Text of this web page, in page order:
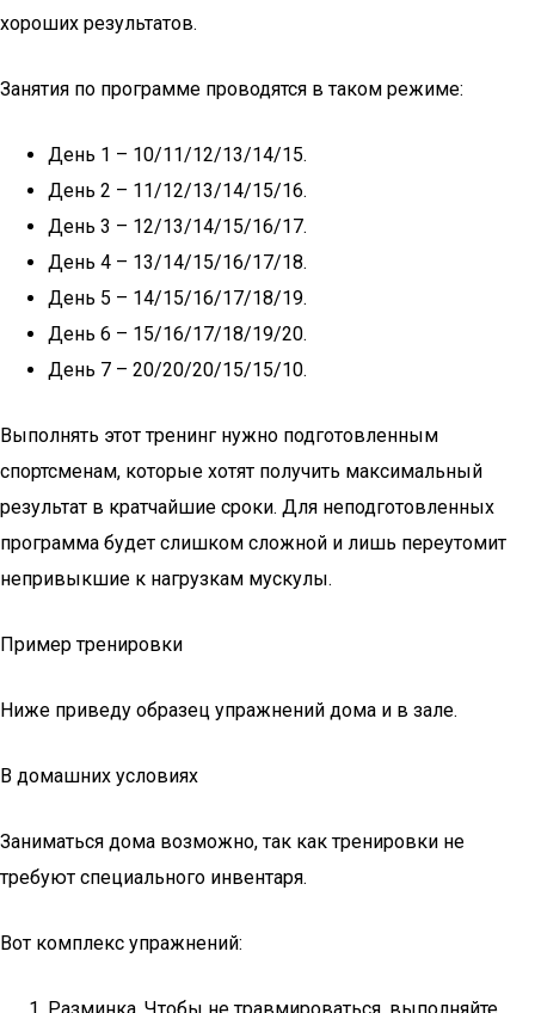
хороших результатов.
Занятия по программе проводятся в таком режиме:
День 1 – 10/11/12/13/14/15.
День 2 – 11/12/13/14/15/16.
День 3 – 12/13/14/15/16/17.
День 4 – 13/14/15/16/17/18.
День 5 – 14/15/16/17/18/19.
День 6 – 15/16/17/18/19/20.
День 7 – 20/20/20/15/15/10.
Выполнять этот тренинг нужно подготовленным
спортсменам, которые хотят получить максимальный
результат в кратчайшие сроки. Для неподготовленных
программа будет слишком сложной и лишь переутомит
непривыкшие к нагрузкам мускулы.
Пример тренировки
Ниже приведу образец упражнений дома и в зале.
В домашних условиях
Заниматься дома возможно, так как тренировки не
требуют специального инвентаря.
Вот комплекс упражнений: